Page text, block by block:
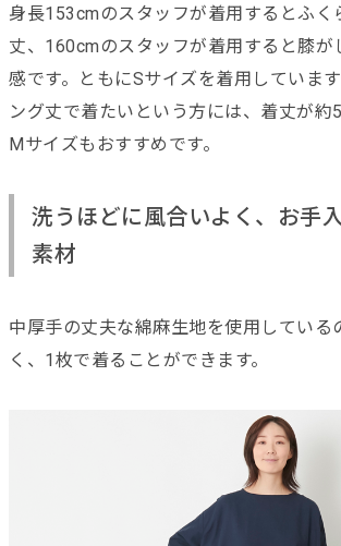
身長153cmのスタッフが着用するとふく
丈、160cmのスタッフが着用すると膝が
感です。ともにSサイズを着用していま
ング丈で着たいという方には、着丈が約
Mサイズもおすすめです。
洗うほどに風合いよく、お手
素材
中厚手の丈夫な綿麻生地を使用している
く、1枚で着ることができます。